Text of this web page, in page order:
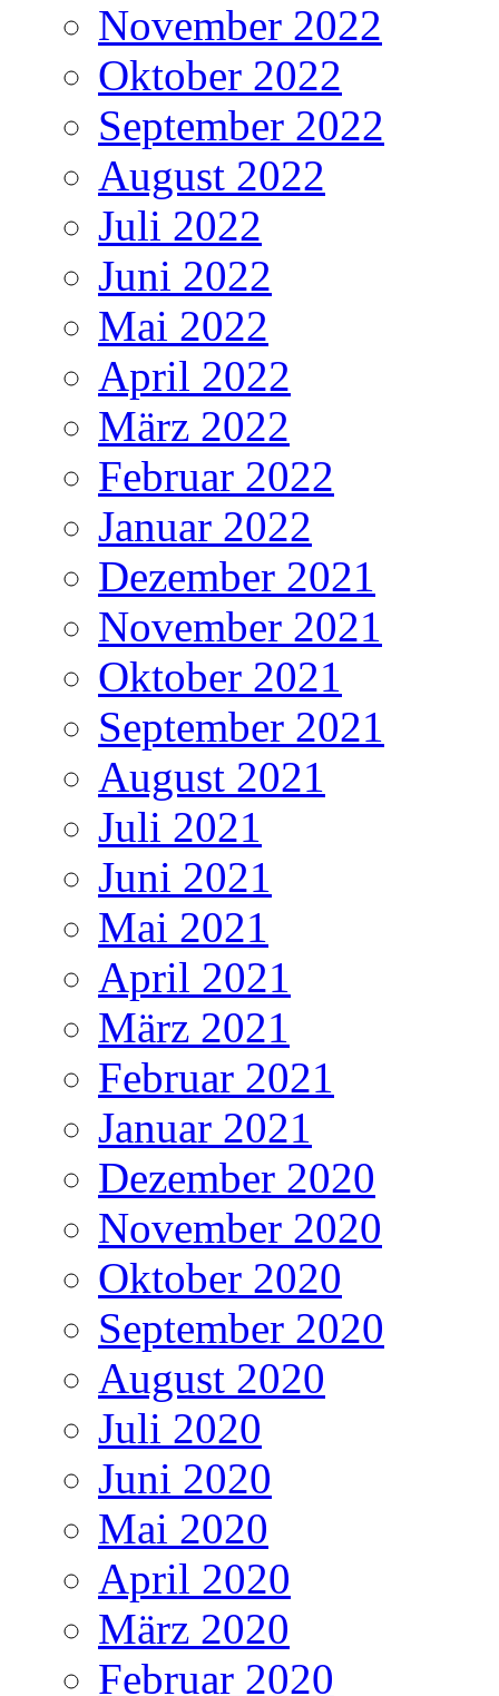
November 2022
Oktober 2022
September 2022
August 2022
Juli 2022
Juni 2022
Mai 2022
April 2022
März 2022
Februar 2022
Januar 2022
Dezember 2021
November 2021
Oktober 2021
September 2021
August 2021
Juli 2021
Juni 2021
Mai 2021
April 2021
März 2021
Februar 2021
Januar 2021
Dezember 2020
November 2020
Oktober 2020
September 2020
August 2020
Juli 2020
Juni 2020
Mai 2020
April 2020
März 2020
Februar 2020